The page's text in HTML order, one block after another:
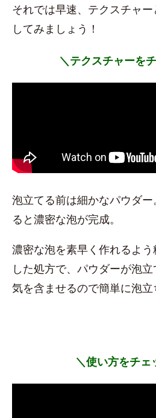
それでは早速、テクスチャ
してみましょう！
＼テクスチャーを
泡立てる前は細かなパウダ
ると濃密な泡が完成。
濃密な泡を素早く作れるよ
した処方で、パウダーが泡
気を含ませるので簡単に泡立
＼使い方をチェ